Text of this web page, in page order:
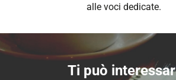
alle voci dedicate.
Ti può